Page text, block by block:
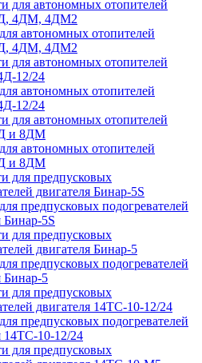
автономных отопителей
4ДМ, 4ДМ2
автономных отопителей
12/24
автономных отопителей
и 8ДМ
предпусковых подогревателей
Бинар-5S
предпусковых подогревателей
Бинар-5
предпусковых подогревателей
14ТС-10-12/24